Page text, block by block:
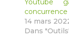
14 mars
Dans